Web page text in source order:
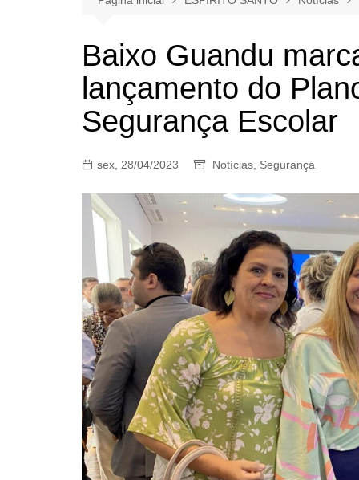
Baixo Guandu
lançamento do
Segurança Escolar
sex, 28/04/2023 Notícias Segurança